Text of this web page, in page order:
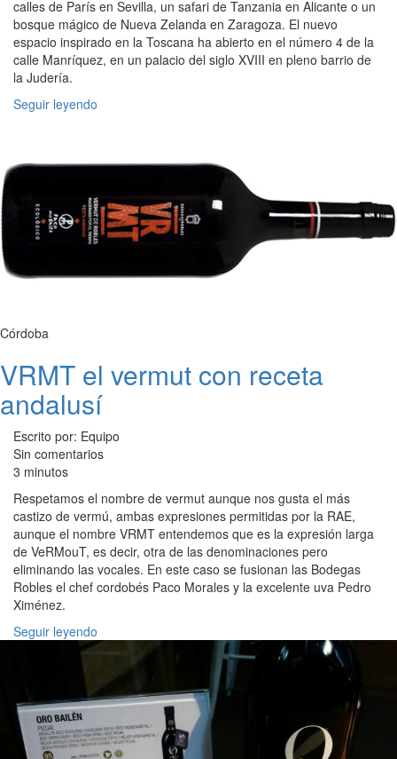
calles de París en Sevilla, un safari de Tanzania en Alicante o un
bosque mágico de Nueva Zelanda en Zaragoza. El nuevo
espacio inspirado en la Toscana ha abierto en el número 4 de la
calle Manríquez, en un palacio del siglo XVIII en pleno barrio de
la Judería.
Seguir leyendo
Córdoba
VRMT el vermut con receta
andalusí
Escrito por: Equipo
Sin comentarios
3 minutos
Respetamos el nombre de vermut aunque nos gusta el más
castizo de vermú, ambas expresiones permitidas por la RAE,
aunque el nombre VRMT entendemos que es la expresión larga
de VeRMouT, es decir, otra de las denominaciones pero
eliminando las vocales. En este caso se fusionan las Bodegas
Robles el chef cordobés Paco Morales y la excelente uva Pedro
Ximénez.
Seguir leyendo